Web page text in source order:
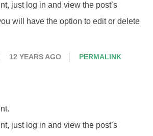
just log in and view the post’s
will have the option to edit or delete
12 YEARS AGO PERMALINK
just log in and view the post’s